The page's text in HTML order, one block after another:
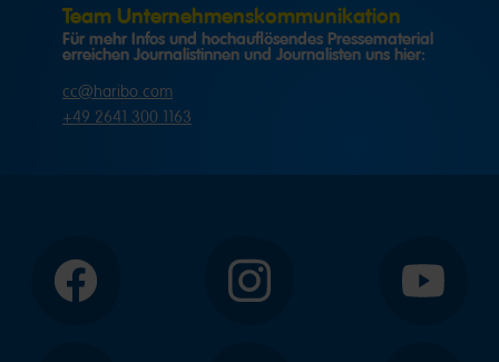
Team Unternehmenskommunikation
Für mehr Infos und hochauflösendes Pressematerial
erreichen Journalistinnen und Journalisten uns hier:
cc@haribo.com
+49 2641 300 1163
Facebook Instagram YouTube